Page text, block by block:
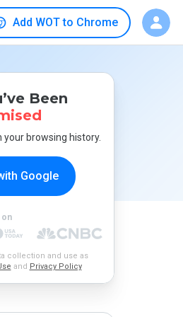
Add WOT to Chrome
Been
your browsing history.
Google
collection and use as
and Privacy Policy